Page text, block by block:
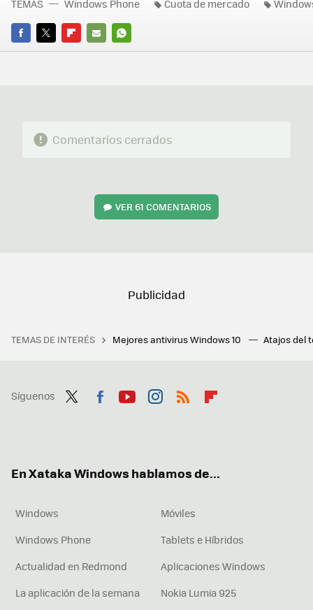
FACEBOOK
TWITTERFLIPBOARD
E-
WHATSAPP
TEMAS Windows Phone Cuota de mercado
Comentarios cerrados
VER61 COMENTARIOS
TEMAS DE INTERÉS Mejores antivirus Windows 10 Atajos del
Síguenos
En Xataka Windows hablamos de...
Windows
Móviles
Windows Phone
Tablets e Híbridos
Actualidad en Redmond
Aplicaciones Windows
La aplicación de la semana
Nokia Lumia 925